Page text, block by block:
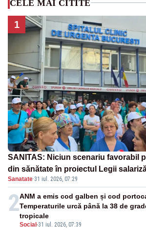
CELE MAI CITITE
1
SANITAS: Niciun scenariu favorabil
din sănătate în proiectul Legii
Sanatate·31 iul. 2026, 07:29
2
Social -31 iul. 2026, 07:39
ANM a emis cod galben și cod
Temperaturile urcă până la 38 de
tropicale